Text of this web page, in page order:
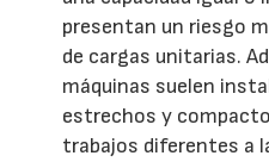
presentan un riesgo
de cargas unitarias.
máquinas suelen
estrechos y
trabajos diferentes a